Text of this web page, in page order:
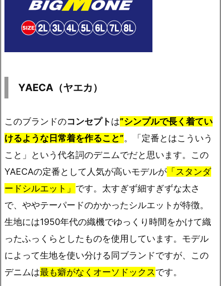
YAECA（ヤエカ）
このブランドのコンセプトは”シンプルで長く着てい
けるような日常着を作ること”。「定番とはこういう
こと」という代名詞のデニムでだと思います。この
YAECAの定番として人気が高いモデルが 「スタンダ
ードシルエット」 です。太すぎず細すぎずな太さ
で、ややテーパードのかかったシルエットが特徴。
生地には1950年代の織機でゆっくり時間をかけて織
ったふっくらとしたものを使用しています。モデル
によって生地を使い分ける同ブランドですが、この
デニムは最も癖がなくオーソドックスです。